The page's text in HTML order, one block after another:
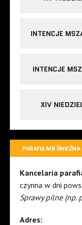
INTENCJE
INTENCJE
XIV
PARAFIA MB ŚNIEŻNA
Kancelaria
czynna w dni
Sprawy pilne (np.
Adres: